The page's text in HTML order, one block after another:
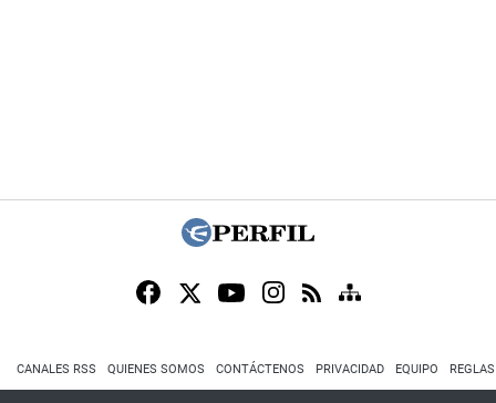
CANALES RSS QUIENES SOMOS CONTÁCTENOS PRIVACIDAD EQUIPO